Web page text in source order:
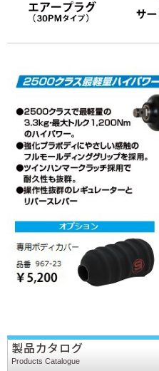
製品カタログ
Products Catalogue